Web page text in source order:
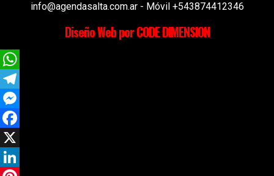
info@agendasalta.com.ar - Móvil +543874412346
Diseño Web por CODE DIMENSION
WhatsApp
Telegram
Messenger
Facebook
X
LinkedIn